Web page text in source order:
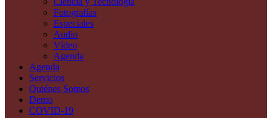
Fotografías
Especiales
Audio
Vídeo
Agenda
Agenda
Servicios
Quiénes Somos
Demo
COVID-19